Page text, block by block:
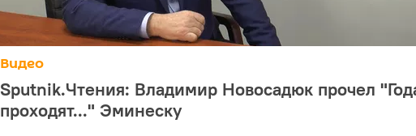
Видео
Sputnik.Чтения: Владимир Новосадюк прочел
проходят..." Эминеску